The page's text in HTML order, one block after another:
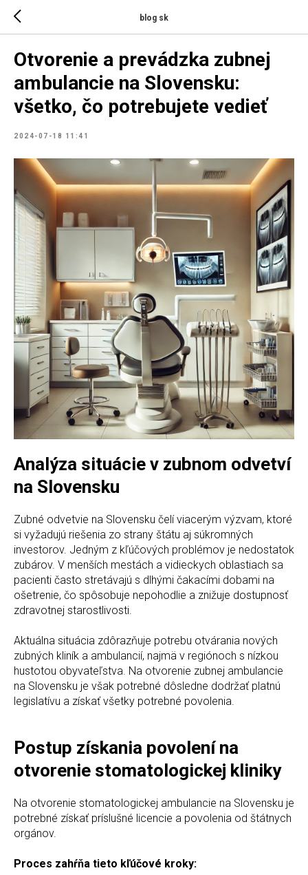
blog sk
Otvorenie a prevádzka zubnej
ambulancie na Slovensku:
všetko, čo potrebujete vedieť
2024-07-18 11:41
Analýza situácie v zubnom odvetví
na Slovensku
Zubné odvetvie na Slovensku čelí viacerým výzvam, ktoré
si vyžadujú riešenia zo strany štátu aj súkromných
investorov. Jedným z kľúčových problémov je nedostatok
zubárov. V menších mestách a vidieckych oblastiach sa
pacienti často stretávajú s dlhými čakacími dobami na
ošetrenie, čo spôsobuje nepohodlie a znižuje dostupnosť
zdravotnej starostlivosti.
Aktuálna situácia zdôrazňuje potrebu otvárania nových
zubných kliník a ambulancií, najmä v regiónoch s nízkou
hustotou obyvateľstva. Na otvorenie zubnej ambulancie
na Slovensku je však potrebné dôsledne dodržať platnú
legislatívu a získať všetky potrebné povolenia.
Postup získania povolení na
otvorenie stomatologickej kliniky
Na otvorenie stomatologickej ambulancie na Slovensku je
potrebné získať príslušné licencie a povolenia od štátnych
orgánov.
Proces zahŕňa tieto kľúčové kroky: